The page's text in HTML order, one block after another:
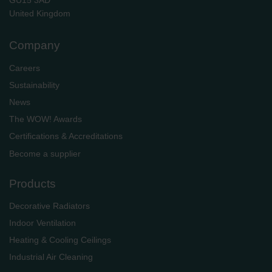
​​​​​​​United Kingdom
Company
Careers
Sustainability
News
The WOW! Awards
Certifications & Accreditations
Become a supplier
Products
Decorative Radiators
Indoor Ventilation
Heating & Cooling Ceilings
Industrial Air Cleaning